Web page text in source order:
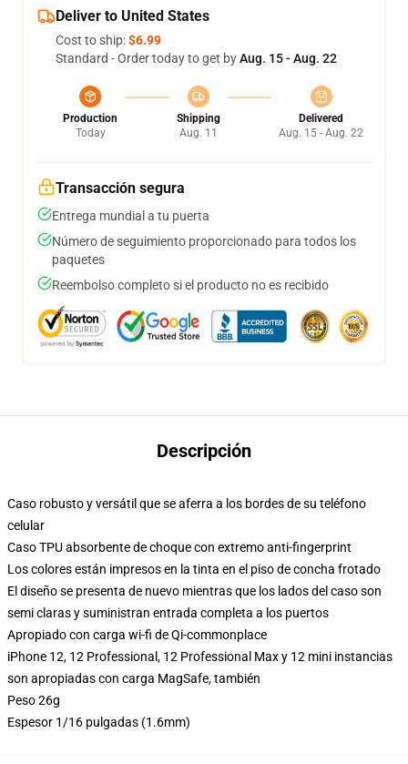
Deliver to United States
Cost to ship:$6.99
Standard - Order today to get byAug. 15 - Aug. 22
Production
Today
Shipping
Aug. 11
Delivered
Aug. 15 - Aug. 22
Transacción segura
Entrega mundial a tu puerta
Número de seguimiento proporcionado para todos los
paquetes
Reembolso completo si el producto no es recibido
Descripción
Caso robusto y versátil que se aferra a los bordes de su teléfono
celular
Caso TPU absorbente de choque con extremo anti-fingerprint
Los colores están impresos en la tinta en el piso de concha frotado
El diseño se presenta de nuevo mientras que los lados del caso son
semi claras y suministran entrada completa a los puertos
Apropiado con carga wi-fi de Qi-commonplace
iPhone 12, 12 Professional, 12 Professional Max y 12 mini instancias
son apropiadas con carga MagSafe, también
Peso 26g
Espesor 1/16 pulgadas (1.6mm)